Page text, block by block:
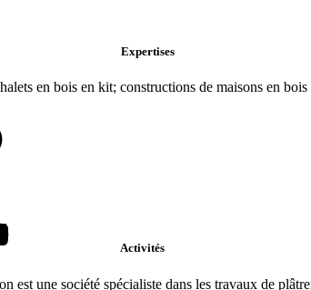
Expertises
en bois en kit; constructions de maisons en bois
Activités
est une société spécialiste dans les travaux de